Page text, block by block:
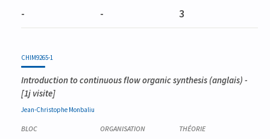
- - 3
CHIM9265-1
Introduction to continuous flow organic synthesis (anglais) -
[1j visite]
Jean-Christophe Monbaliu